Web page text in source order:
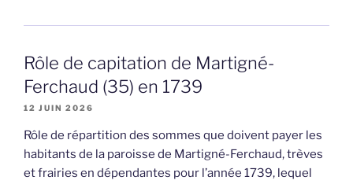
Rôle de capitation de Martigné-
Ferchaud (35) en 1739
12 JUIN 2026
Rôle de répartition des sommes que doivent payer les
habitants de la paroisse de Martigné-Ferchaud, trèves
et frairies en dépendantes pour l’année 1739, lequel